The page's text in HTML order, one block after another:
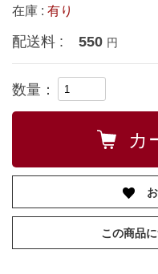
在庫 : 有り
配送料 : 550 円
数量：
この商品